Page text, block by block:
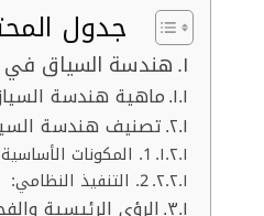
جدول
هندسة السياق في
ماهية هندسة
تصنيف هندسة
1. المكونات الأساسية:
2. التنفيذ النظامي:
الرؤى الرئيسية